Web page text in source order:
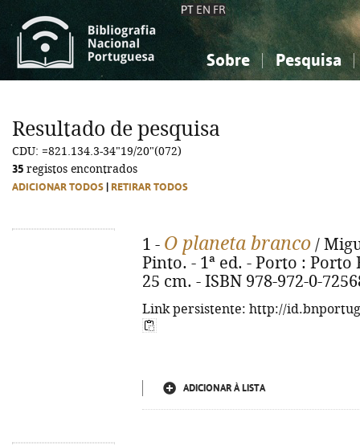
PT EN FR
Sobre Pesquisa
Ciências sociais...
Ciências sociais...
Resultado de pesquisa
CDU: =821.134.3-34"19/20"(072)
35 registos encontrados
ADICIONAR TODOS RETIRAR TODOS
1 - O planeta branco /
Pinto. - 1ª ed. - Porto : Porto
25 cm. - ISBN 978-972-0-
Link persistente: http://
ADICIONAR À LISTA